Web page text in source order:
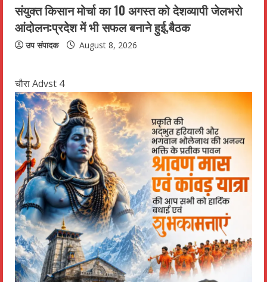
संयुक्त किसान मोर्चा का 10 अगस्त को देशव्यापी जेलभरो
आंदोलन:प्रदेश में भी सफल बनाने हुई,बैठक
उप संपादक August 8, 2026
चौरा Advst 4